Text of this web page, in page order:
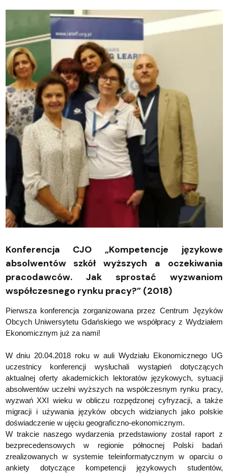
Konferencja CJO „Kompetencje językowe
absolwentów szkół wyższych a oczekiwania
pracodawców. Jak sprostać wyzwaniom
współczesnego rynku pracy?” (2018)
Pierwsza konferencja zorganizowana przez Centrum Języków
Obcych Uniwersytetu Gdańskiego we współpracy z Wydziałem
Ekonomicznym już za nami!
W dniu 20.04.2018 roku w auli Wydziału Ekonomicznego UG
uczestnicy konferencji wysłuchali wystąpień dotyczących
aktualnej oferty akademickich lektoratów językowych, sytuacji
absolwentów uczelni wyższych na współczesnym rynku pracy,
wyzwań XXI wieku w obliczu rozpędzonej cyfryzacji, a także
migracji i używania języków obcych widzianych jako polskie
doświadczenie w ujęciu geograficzno-ekonomicznym.
W trakcie naszego wydarzenia przedstawiony został raport z
bezprecedensowych w regionie północnej Polski badań
zrealizowanych w systemie teleinformatycznym w oparciu o
ankiety dotyczące kompetencji językowych studentów,